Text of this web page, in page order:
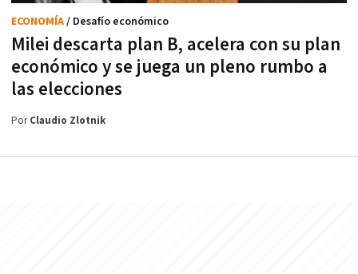
Milei descarta plan B, acelera con su plan
económico y se juega un pleno rumbo a
las elecciones
ECONOMÍA/ Desafío económico
PorClaudio Zlotnik